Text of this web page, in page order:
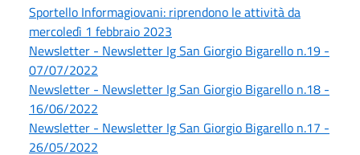
Sportello Informagiovani: riprendono le attività da
mercoledì 1 febbraio 2023
Newsletter - Newsletter Ig San Giorgio Bigarello n.19 -
07/07/2022
Newsletter - Newsletter Ig San Giorgio Bigarello n.18 -
16/06/2022
Newsletter - Newsletter Ig San Giorgio Bigarello n.17 -
26/05/2022